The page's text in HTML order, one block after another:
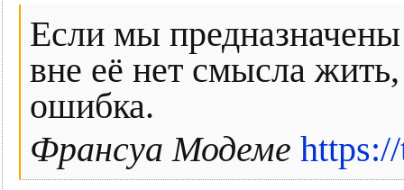
Если мы
вне её нет смысла
ошибка.
Франсуа Модеме